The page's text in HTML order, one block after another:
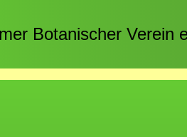
Botanischer Verein